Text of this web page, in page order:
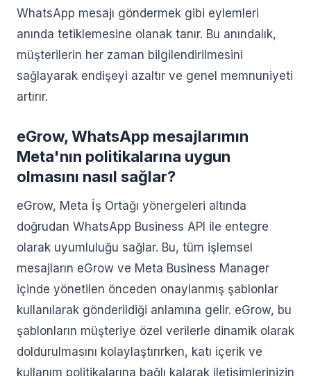
WhatsApp mesajı göndermek gibi eylemleri
anında tetiklemesine olanak tanır. Bu anındalık,
müşterilerin her zaman bilgilendirilmesini
sağlayarak endişeyi azaltır ve genel memnuniyeti
artırır.
eGrow, WhatsApp mesajlarımın
Meta'nın politikalarına uygun
olmasını nasıl sağlar?
eGrow, Meta İş Ortağı yönergeleri altında
doğrudan WhatsApp Business API ile entegre
olarak uyumluluğu sağlar. Bu, tüm işlemsel
mesajların eGrow ve Meta Business Manager
içinde yönetilen önceden onaylanmış şablonlar
kullanılarak gönderildiği anlamına gelir. eGrow, bu
şablonların müşteriye özel verilerle dinamik olarak
doldurulmasını kolaylaştırırken, katı içerik ve
kullanım politikalarına bağlı kalarak iletişimlerinizin